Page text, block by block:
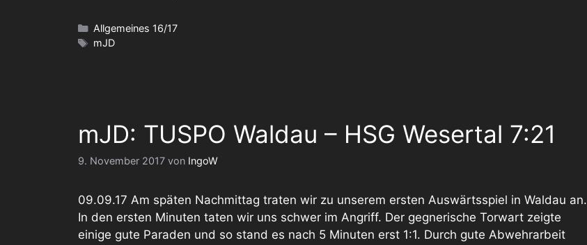
Kategorien
Allgemeines 16/17
Schlagwörter
mJD
mJD: TUSPO Waldau – HSG Wesertal 7:21
9. November 2017 von IngoW
09.09.17 Am späten Nachmittag traten wir zu unserem ersten Auswärtsspiel in Waldau an.
In den ersten Minuten taten wir uns schwer im Angriff. Der gegnerische Torwart zeigte
einige gute Paraden und so stand es nach 5 Minuten erst 1:1. Durch gute Abwehrarbeit